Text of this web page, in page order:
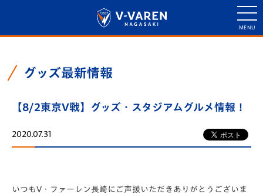
グッズ最新情報
【8/2東京V戦】グッズ・スタジアムグルメ情報！
2020.07.31
いつもV・ファーレン長崎にご声援いただきありがとうございま